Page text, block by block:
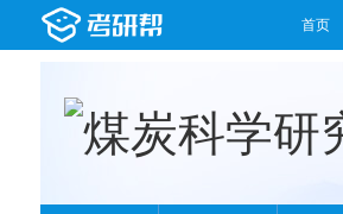
首页